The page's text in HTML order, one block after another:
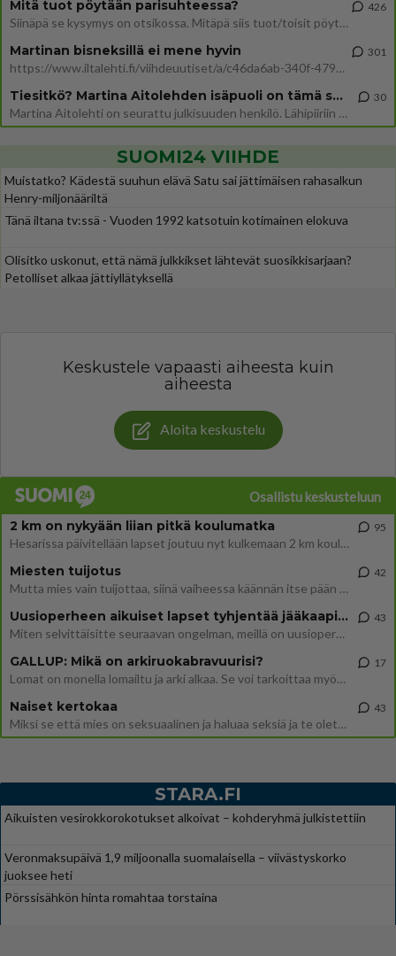
Mitä tuot pöytään parisuhteessa?
Siinäpä se kysymys on otsikossa. Mitäpä siis tuot/toisit pöytään parisuhteessa? Oletko mies vai nainen? Koetko sen mitä
426
Martinan bisneksillä ei mene hyvin
https://www.iltalehti.fi/viihdeuutiset/a/c46da6ab-340f-4790-aaa7-0865eed2336 Yrityksen konkurssihakemus on tullut kärä
301
Tiesitkö? Martina Aitolehden isäpuoli on tämä suosittu laulaja
Martina Aitolehti on seurattu julkisuuden henkilö. Lähipiiriin mahtuu muitakin tunnettuja henkilöitä. Tiesitkö, että Ma
30
SUOMI24 VIIHDE
Muistatko? Kädestä suuhun elävä Satu sai jättimäisen rahasalkun
Henry-miljonääriltä
Tänä iltana tv:ssä - Vuoden 1992 katsotuin kotimainen elokuva
Olisitko uskonut, että nämä julkkikset lähtevät suosikkisarjaan?
Petolliset alkaa jättiyllätyksellä
Keskustele vapaasti aiheesta kuin
aiheesta
Aloita keskustelu
Osallistu keskusteluun
2 km on nykyään liian pitkä koulumatka
Hesarissa päivitellään lapset joutuu nyt kulkemaan 2 km kouluun jösses. Ruostefillarilla tuo matka menee vaikka miten äk
95
Miesten tuijotus
Mutta mies vain tuijottaa, siinä vaiheessa käännän itse pään pois. Mikä juttu? Yleensä jos joku tuijottaa tai katsoo, hä
42
Uusioperheen aikuiset lapset tyhjentää jääkaapin käydessään
Miten selvittäisitte seuraavan ongelman, meillä on uusioperhe, minulla teini-ikäiset lapset ja puolisolla aikuiset, jotk
43
GALLUP: Mikä on arkiruokabravuurisi?
Lomat on monella lomailtu ja arki alkaa. Se voi tarkoittaa myös sitä, että grillailut on grillattu ja palataan arjen ruo
17
Naiset kertokaa
Miksi se että mies on seksuaalinen ja haluaa seksiä ja te olette hänen mielestänne haluttava on vastenmielistä? Mikä sii
43
STARA.FI
Aikuisten vesirokkorokotukset alkoivat – kohderyhmä julkistettiin
Veronmaksupäivä 1,9 miljoonalla suomalaisella – viivästyskorko
juoksee heti
Pörssisähkön hinta romahtaa torstaina